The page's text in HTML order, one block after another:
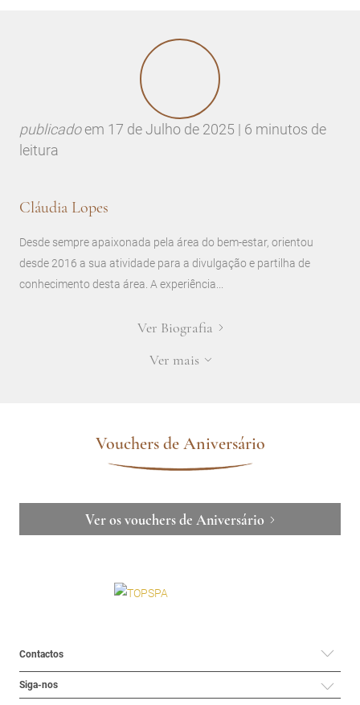
publicadoem 17 de Julho de 2025 | 6 minutos de
leitura
Cláudia Lopes
Desde sempre apaixonada pela área do bem-estar, orientou
desde 2016 a sua atividade para a divulgação e partilha de
conhecimento desta área. A experiência...
Ver Biografia
Ver mais
Vouchers de Aniversário
Ver os vouchers de Aniversário
Contactos
Siga-nos